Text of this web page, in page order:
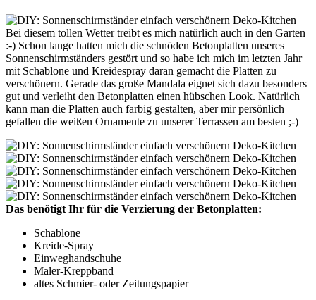
Bei diesem tollen Wetter treibt es mich natürlich auch in den Garten
:-) Schon lange hatten mich die schnöden Betonplatten unseres
Sonnenschirmständers gestört und so habe ich mich im letzten Jahr
mit Schablone und Kreidespray daran gemacht die Platten zu
verschönern. Gerade das große Mandala eignet sich dazu besonders
gut und verleiht den Betonplatten einen hübschen Look. Natürlich
kann man die Platten auch farbig gestalten, aber mir persönlich
gefallen die weißen Ornamente zu unserer Terrassen am besten ;-)
Das benötigt Ihr für die Verzierung der Betonplatten:
Schablone
Kreide-Spray
Einweghandschuhe
Maler-Kreppband
altes Schmier- oder Zeitungspapier